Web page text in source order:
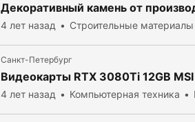
Декоративный камень от
4 лет назад Строительные материалы
Санкт-Петербург
Видеокарты RTX 3080Ti 12GB
4 лет назад Компьютерная техника